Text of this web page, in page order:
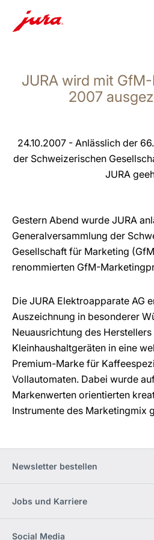
wechseln
JURA wird mit
2007
24.10.2007 - Anlässlich der
der Schweizerischen
JURA
Gestern Abend wurde JURA
Generalversammlung der
Gesellschaft für Marketing
renommierten GfM-
Die JURA Elektroapparate AG
Auszeichnung in besonderer
Neuausrichtung des
Kleinhaushaltgeräten in eine
Premium-Marke für
Vollautomaten. Dabei wurde
Markenwerten orientierten
Instrumente des Marketingmix
Newsletter bestellen
Jobs und Karriere
Social Media